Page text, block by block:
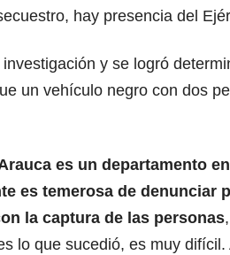
hay presencia del
y se logró
un vehículo negro con dos
es un departamento
es temerosa de denunciar
la captura de las personas
lo que sucedió, es muy